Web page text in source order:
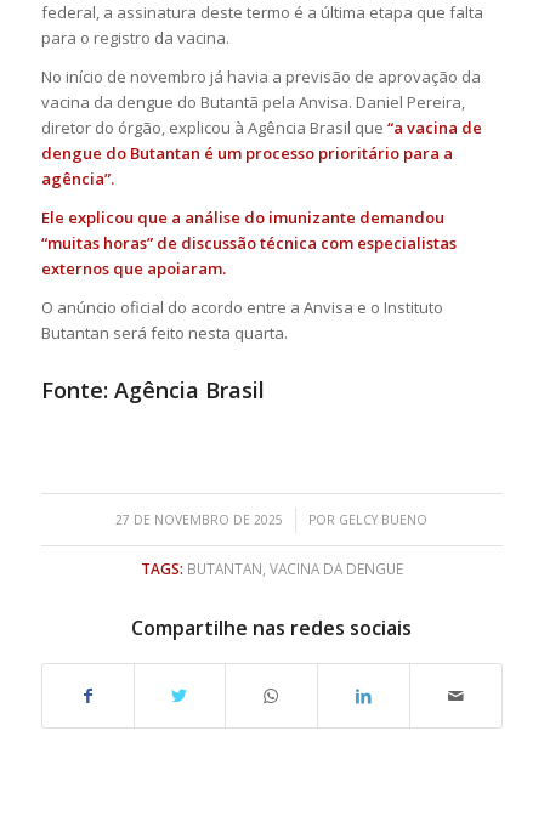
federal, a assinatura deste termo é a última etapa que falta
para o registro da vacina.
No início de novembro já havia a previsão de aprovação da
vacina da dengue do Butantã pela Anvisa. Daniel Pereira,
diretor do órgão, explicou à Agência Brasil que “a vacina de
dengue do Butantan é um processo prioritário para a
agência”.
Ele explicou que a análise do imunizante demandou
“muitas horas” de discussão técnica com especialistas
externos que apoiaram.
O anúncio oficial do acordo entre a Anvisa e o Instituto
Butantan será feito nesta quarta.
Fonte: Agência Brasil
27 DE NOVEMBRO DE 2025
/ POR GELCY BUENO
TAGS: BUTANTAN, VACINA DA DENGUE
Compartilhe nas redes sociais